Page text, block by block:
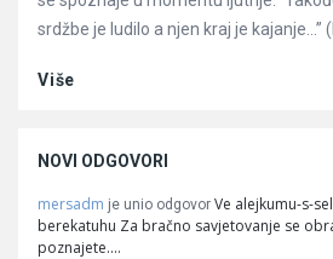
srdžbe je ludilo a njen kraj je kajanje…”
Više
NOVI ODGOVORI
mersadm je unio odgovor Ve alejkumu-s-
berekatuhu Za bračno savjetovanje se
poznajete.…